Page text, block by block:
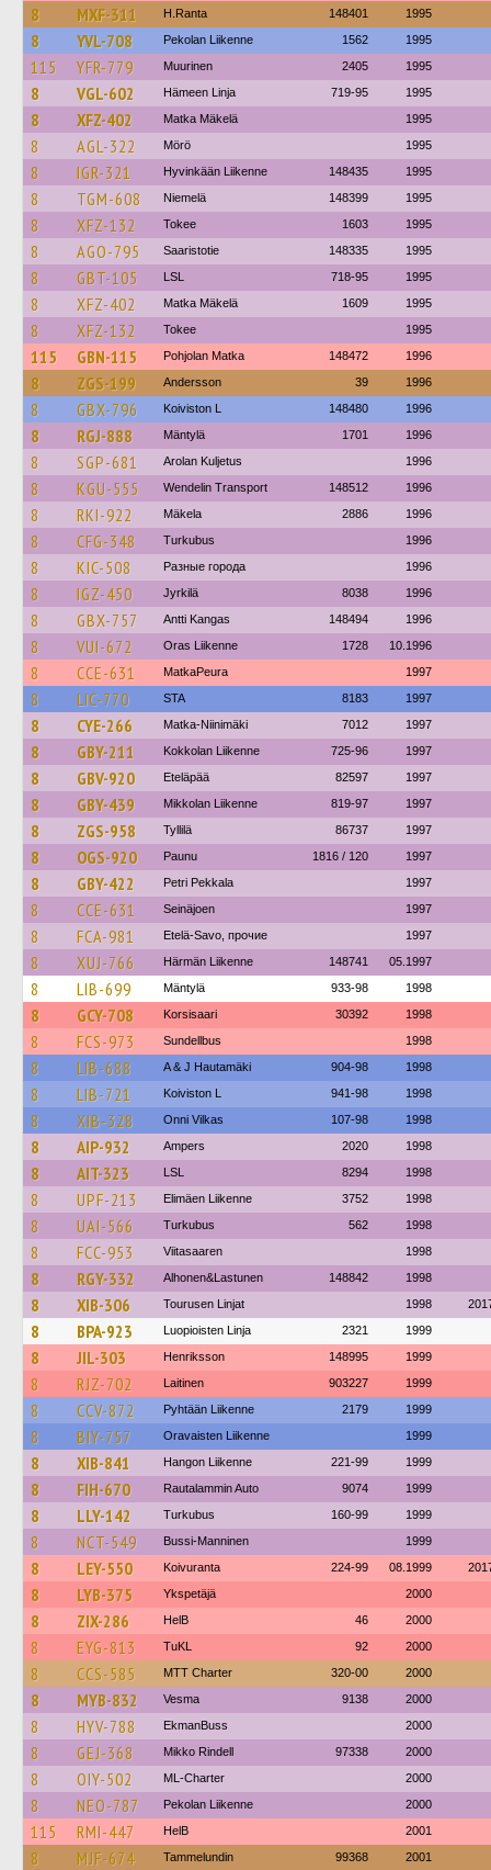
8 MXF-311 H.Ranta 148401 1995
8 YVL-708 Pekolan Liikenne 1562 1995
115 YFR-779 Muurinen 2405 1995
8 VGL-602 Hämeen Linja 719-95 1995
8 XFZ-402 Matka Mäkelä 1995
8 AGL-322 Mörö 1995
8 IGR-321 Hyvinkään Liikenne 148435 1995
8 TGM-608 Niemelä 148399 1995
8 XFZ-132 Tokee 1603 1995
8 AGO-795 Saaristotie 148335 1995
8 GBT-105 LSL 718-95 1995
8 XFZ-402 Matka Mäkelä 1609 1995
8 XFZ-132 Tokee 1995
115 GBN-115 Pohjolan Matka 148472 1996
8 ZGS-199 Andersson 39 1996
8 GBX-796 Koiviston L 148480 1996
8 RGJ-888 Mäntylä 1701 1996
8 SGP-681 Arolan Kuljetus 1996
8 KGU-555 Wendelin Transport 148512 1996
8 RKI-922 Mäkela 2886 1996
8 CFG-348 Turkubus 1996
8 KIC-508 Разные города 1996
8 IGZ-450 Jyrkilä 8038 1996
8 GBX-757 Antti Kangas 148494 1996
8 VUI-672 Oras Liikenne 1728 10.1996
8 CCE-631 MatkaPeura 1997
8 LIC-770 STA 8183 1997
8 CYE-266 Matka-Niinimäki 7012 1997
8 GBY-211 Kokkolan Liikenne 725-96 1997
8 GBV-920 Eteläpää 82597 1997
8 GBY-439 Mikkolan Liikenne 819-97 1997
8 ZGS-958 Tyllilä 86737 1997
8 OGS-920 Paunu 1816 / 120 1997
8 GBY-422 Petri Pekkala 1997
8 CCE-631 Seinäjoen 1997
8 FCA-981 Etelä-Savo, прочие 1997
8 XUJ-766 Härmän Liikenne 148741 05.1997
8 LIB-699 Mäntylä 933-98 1998
8 GCY-708 Korsisaari 30392 1998
8 FCS-973 Sundellbus 1998
8 LIB-688 A & J Hautamäki 904-98 1998
8 LIB-721 Koiviston L 941-98 1998
8 XIB-328 Onni Vilkas 107-98 1998
8 AIP-932 Ampers 2020 1998
8 AIT-323 LSL 8294 1998
8 UPF-213 Elimäen Liikenne 3752 1998
8 UAI-566 Turkubus 562 1998
8 FCC-953 Viitasaaren 1998
8 RGY-332 Alhonen&Lastunen 148842 1998
8 XIB-306 Tourusen Linjat 1998
8 BPA-923 Luopioisten Linja 2321 1999
8 JIL-303 Henriksson 148995 1999
8 RJZ-702 Laitinen 903227 1999
8 CCV-872 Pyhtään Liikenne 2179 1999
8 BIY-757 Oravaisten Liikenne 1999
8 XIB-841 Hangon Liikenne 221-99 1999
8 FIH-670 Rautalammin Auto 9074 1999
8 LLY-142 Turkubus 160-99 1999
8 NCT-549 Bussi-Manninen 1999
8 LEY-550 Koivuranta 224-99 08.1999
8 LYB-375 Ykspetäjä 2000
8 ZIX-286 HelB 46 2000
8 EYG-813 TuKL 92 2000
8 CCS-585 MTT Charter 320-00 2000
8 MYB-832 Vesma 9138 2000
8 HYV-788 EkmanBuss 2000
8 GEJ-368 Mikko Rindell 97338 2000
8 OIY-502 ML-Charter 2000
8 NEO-787 Pekolan Liikenne 2000
115 RMI-447 HelB 2001
8 MJF-674 Tammelundin 99368 2001